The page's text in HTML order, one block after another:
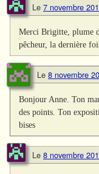
Le 7 novembre
Merci Brigitte, plume
pêcheur, la dernière
Le 8 novembre
Bonjour Anne. Ton
des points. Ton
bises
Le 8 novembre